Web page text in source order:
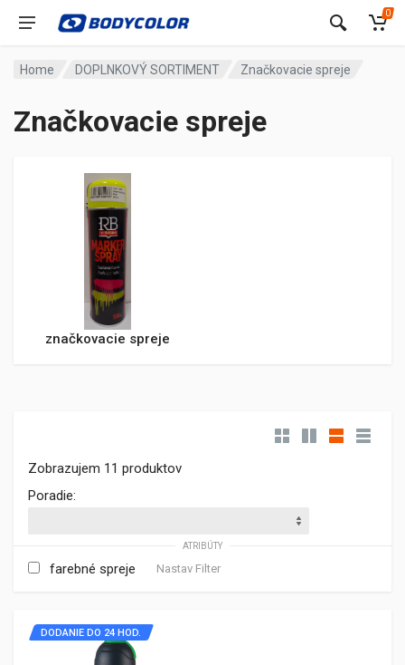
0
Home DOPLNKOVÝ SORTIMENT Značkovacie spreje
Značkovacie spreje
značkovacie spreje
Zobrazujem 11 produktov
Poradie:
ATRIBÚTY
farebné spreje Nastav Filter
DODANIE DO 24 HOD.